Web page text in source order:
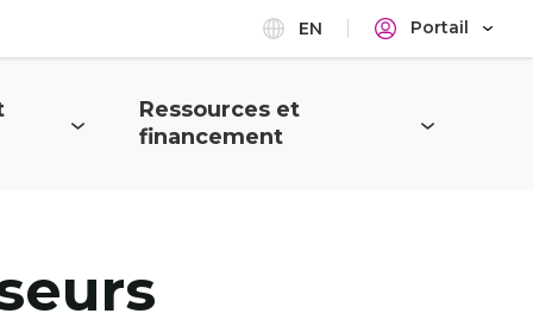
EN Portail
Ouvrir
Ressources et
financement